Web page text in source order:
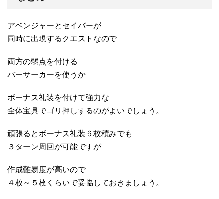
アベンジャーとセイバーが
同時に出現するクエストなので
両方の弱点を付ける
バーサーカーを使うか
ボーナス礼装を付けて強力な
全体宝具でゴリ押しするのがよいでしょう。
頑張るとボーナス礼装６枚積みでも
３ターン周回が可能ですが
作成難易度が高いので
４枚～５枚くらいで妥協しておきましょう。